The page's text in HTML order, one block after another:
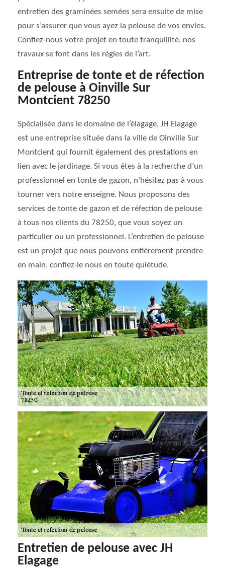
entretien des graminées semées sera ensuite de mise
pour s’assurer que vous ayez la pelouse de vos envies.
Confiez-nous votre projet en toute tranquillité, nos
travaux se font dans les règles de l’art.
Entreprise de tonte et de réfection
de pelouse à Oinville Sur
Montcient 78250
Spécialisée dans le domaine de l’élagage, JH Elagage
est une entreprise située dans la ville de Oinville Sur
Montcient qui fournit également des prestations en
lien avec le jardinage. Si vous êtes à la recherche d’un
professionnel en tonte de gazon, n’hésitez pas à vous
tourner vers notre enseigne. Nous proposons des
services de tonte de gazon et de réfection de pelouse
à tous nos clients du 78250, que vous soyez un
particulier ou un professionnel. L’entretien de pelouse
est un projet que nous pouvons entièrement prendre
en main, confiez-le nous en toute quiétude.
Entretien de pelouse avec JH
Elagage